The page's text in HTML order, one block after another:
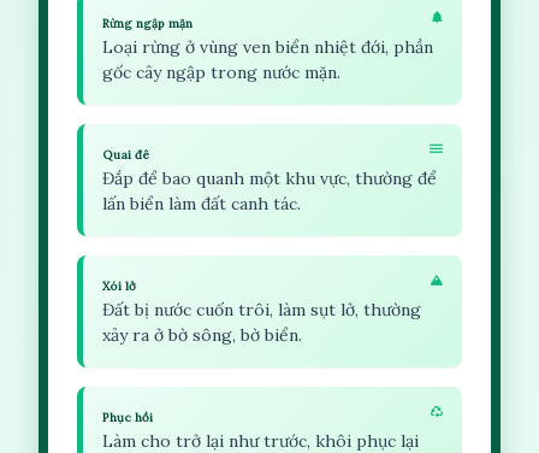
Rừng ngập mặn
Loại rừng ở vùng ven biển nhiệt đới, phần
gốc cây ngập trong nước mặn.
Quai đê
Đắp để bao quanh một khu vực, thường để
lấn biển làm đất canh tác.
Xói lở
Đất bị nước cuốn trôi, làm sụt lở, thường
xảy ra ở bờ sông, bờ biển.
Phục hồi
Làm cho trở lại như trước, khôi phục lại